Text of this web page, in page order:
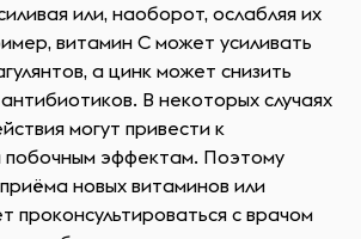
или, наоборот, ослабляя их
витамин C может усиливать
а цинк может снизить
В некоторых случаях
могут привести к
эффектам. Поэтому
новых витаминов или
проконсультироваться с врачом